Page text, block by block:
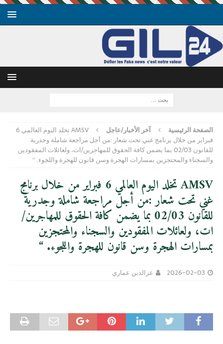
الصفحة الرئيسية آخر الأخبار/عاجل
AMSV تخلد اليوم العالمي 6
فبراير من خلال برنامج غني تحت شعار :من أجل مراجعة شاملة وجدرية
للقانون 02/03 بما يضمن كافة الحقوق للمهاجرين/ات، ولعائلات المفقودين
والسجناء والمحتجزين بمسارات الهجرة وسن قانون للهجرة واللجوء. “
AMSV تخلد اليوم العالمي 6 فبراير من خلال برنامج
غني تحت شعار :من أجل مراجعة شاملة وجدرية
للقانون 02/03 بما يضمن كافة الحقوق للمهاجرين/
ات، ولعائلات المفقودين والسجناء والمحتجزين
بمسارات الهجرة وسن قانون للهجرة واللجوء. “
2026-02-03 عزالدين عماري